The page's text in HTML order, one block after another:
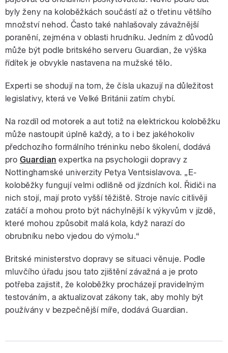
byly ženy na koloběžkách součástí až o třetinu většího
množství nehod. Často také nahlašovaly závažnější
poranění, zejména v oblasti hrudníku. Jedním z důvodů
může být podle britského serveru Guardian, že výška
řídítek je obvykle nastavena na mužské tělo.
Experti se shodují na tom, že čísla ukazují na důležitost
legislativy, která ve Velké Británii zatím chybí.
Na rozdíl od motorek a aut totiž na elektrickou koloběžku
může nastoupit úplně každý, a to i bez jakéhokoliv
předchozího formálního tréninku nebo školení, dodává
pro Guardian expertka na psychologii dopravy z
Nottinghamské univerzity Petya Ventsislavova. „E-
koloběžky fungují velmi odlišně od jízdních kol. Řidiči na
nich stojí, mají proto vyšší těžiště. Stroje navíc citlivěji
zatáčí a mohou proto být náchylnější k výkyvům v jízdě,
které mohou způsobit malá kola, když narazí do
obrubníku nebo vjedou do výmolu.“
Britské ministerstvo dopravy se situaci věnuje. Podle
mluvčího úřadu jsou tato zjištění závažná a je proto
potřeba zajistit, že koloběžky procházejí pravidelným
testováním, a aktualizovat zákony tak, aby mohly být
používány v bezpečnější míře, dodává Guardian.